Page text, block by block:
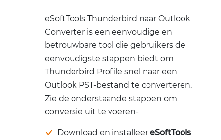
eSoftTools Thunderbird naar Outlook
Converter is een eenvoudige en
betrouwbare tool die gebruikers de
eenvoudigste stappen biedt om
Thunderbird Profile snel naar een
Outlook PST-bestand te converteren.
Zie de onderstaande stappen om
conversie uit te voeren-
Download en installeer eSoftTools